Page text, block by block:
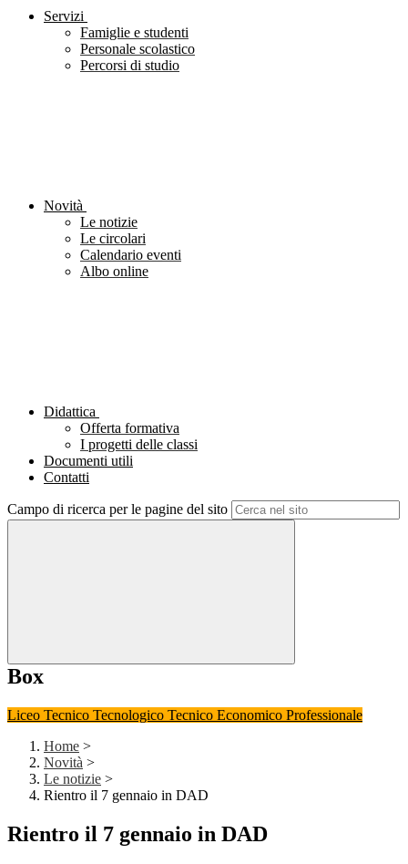
Servizi
Famiglie e studenti
Personale scolastico
Percorsi di studio
Novità
Le notizie
Le circolari
Calendario eventi
Albo online
Didattica
Offerta formativa
I progetti delle classi
Documenti utili
Contatti
Campo di ricerca per le pagine del sito
Box
Liceo Tecnico Tecnologico Tecnico Economico Professionale
Home >
Novità >
Le notizie >
Rientro il 7 gennaio in DAD
Rientro il 7 gennaio in DAD